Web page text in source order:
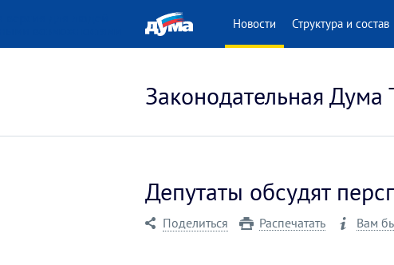
Новости Структура и состав
Законодательная Дума
Депутаты обсудят
Поделиться Распечатать Вам